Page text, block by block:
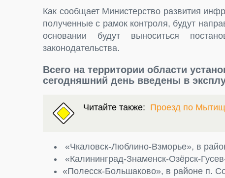
Как сообщает Министерство развития
полученные с рамок контроля, будут
основании будут выноситься
законодательства.
Всего на территории области
сегодняшний день введены в
Читайте также: Проезд по
«Чкаловск-Люблино-Взморье», в
«Калининград-Знаменск-Озёрск-
«Полесск-Большаково», в районе п.